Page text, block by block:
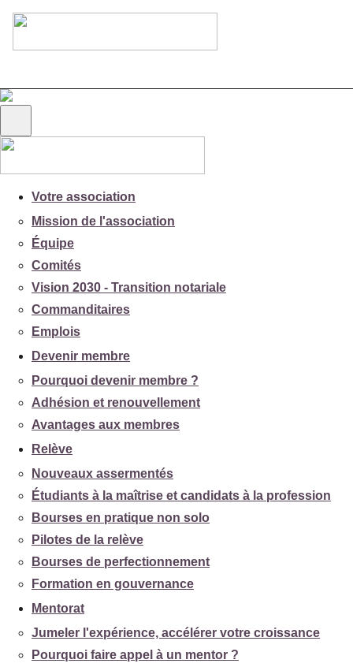
Votre association
Mission de l'association
Équipe
Comités
Vision 2030 - Transition notariale
Commanditaires
Emplois
Devenir membre
Pourquoi devenir membre ?
Adhésion et renouvellement
Avantages aux membres
Relève
Nouveaux assermentés
Étudiants à la maîtrise et candidats à la profession
Bourses en pratique non solo
Pilotes de la relève
Bourses de perfectionnement
Formation en gouvernance
Mentorat
Jumeler l'expérience, accélérer votre croissance
Pourquoi faire appel à un mentor ?